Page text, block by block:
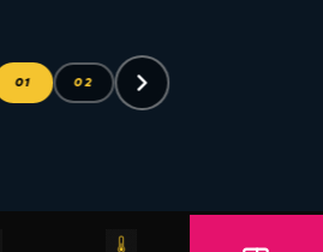
01 02